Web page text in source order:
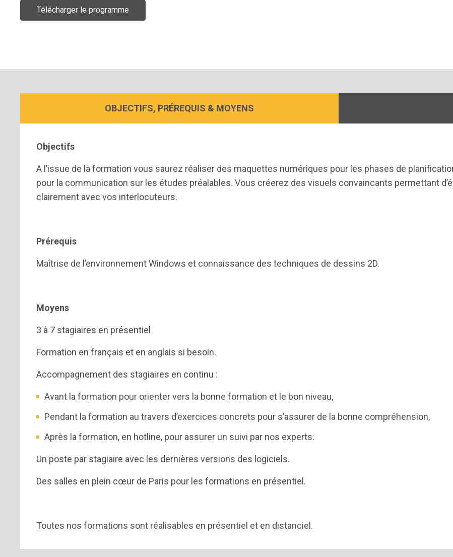
Télécharger le programme
OBJECTIFS, PRÉREQUIS & MOYENS
Objectifs
A l’issue de la formation vous saurez réaliser des maquettes numériques pour les phases de
pour la communication sur les études préalables. Vous créerez des visuels convaincants permettant
clairement avec vos interlocuteurs.
Prérequis
Maîtrise de l’environnement Windows et connaissance des techniques de dessins 2D.
Moyens
3 à 7 stagiaires en présentiel
Formation en français et en anglais si besoin.
Accompagnement des stagiaires en continu :
Avant la formation pour orienter vers la bonne formation et le bon niveau,
Pendant la formation au travers d’exercices concrets pour s’assurer de la bonne compréhension,
Après la formation, en hotline, pour assurer un suivi par nos experts.
Un poste par stagiaire avec les dernières versions des logiciels.
Des salles en plein cœur de Paris pour les formations en présentiel.
Toutes nos formations sont réalisables en présentiel et en distanciel.